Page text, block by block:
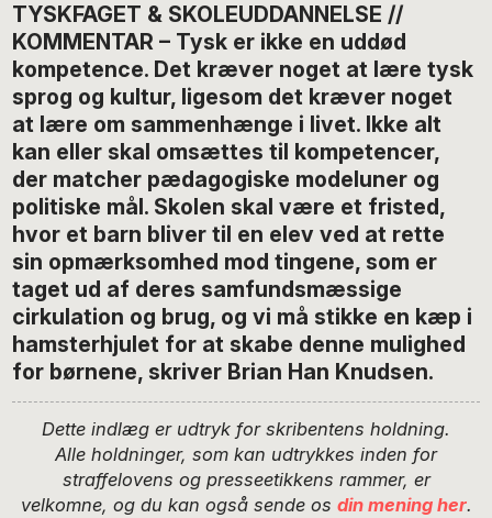
TYSKFAGET & SKOLEUDDANNELSE //
KOMMENTAR – Tysk er ikke en uddød
kompetence. Det kræver noget at lære tysk
sprog og kultur, ligesom det kræver noget
at lære om sammenhænge i livet. Ikke alt
kan eller skal omsættes til kompetencer,
der matcher pædagogiske modeluner og
politiske mål. Skolen skal være et fristed,
hvor et barn bliver til en elev ved at rette
sin opmærksomhed mod tingene, som er
taget ud af deres samfundsmæssige
cirkulation og brug, og vi må stikke en kæp i
hamsterhjulet for at skabe denne mulighed
for børnene, skriver Brian Han Knudsen.
Dette indlæg er udtryk forskribentens holdning.
Alle holdninger, som kan udtrykkes inden for
straffelovens og presseetikkens rammer, er
velkomne, og du kan også sende os din mening her.